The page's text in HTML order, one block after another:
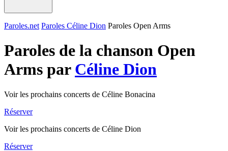
Paroles.net Paroles Céline Dion Paroles Open Arms
Paroles de la chanson Open
Arms par Céline Dion
Voir les prochains concerts de Céline Bonacina
Réserver
Voir les prochains concerts de Céline Dion
Réserver